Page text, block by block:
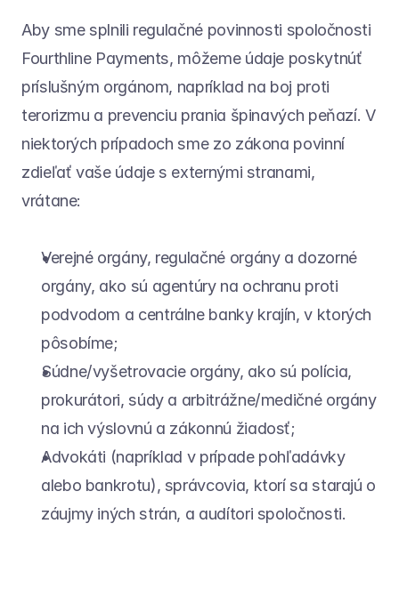
Aby sme splnili regulačné povinnosti spoločnosti
Fourthline Payments, môžeme údaje poskytnúť
príslušným orgánom, napríklad na boj proti
terorizmu a prevenciu prania špinavých peňazí. V
niektorých prípadoch sme zo zákona povinní
zdieľať vaše údaje s externými stranami,
vrátane:
Verejné orgány, regulačné orgány a dozorné
orgány, ako sú agentúry na ochranu proti
podvodom a centrálne banky krajín, v ktorých
pôsobíme;
Súdne/vyšetrovacie orgány, ako sú polícia,
prokurátori, súdy a arbitrážne/medičné orgány
na ich výslovnú a zákonnú žiadosť;
Advokáti (napríklad v prípade pohľadávky
alebo bankrotu), správcovia, ktorí sa starajú o
záujmy iných strán, a audítori spoločnosti.